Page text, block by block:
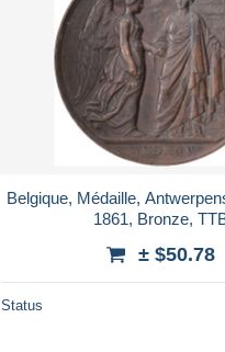
Belgique, Médaille,
1861, Bronze,
± $50.78
Status